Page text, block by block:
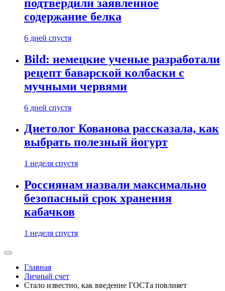
подтвердили заявленное
содержание белка
6 дней спустя
Bild: немецкие ученые разработали
рецепт баварской колбаски с
мучными червями
6 дней спустя
Диетолог Кованова рассказала, как
выбрать полезный йогурт
1 неделя спустя
Россиянам назвали максимально
безопасный срок хранения
кабачков
1 неделя спустя
Главная
Личный счет
Стало известно, как введение ГОСТа повлияет